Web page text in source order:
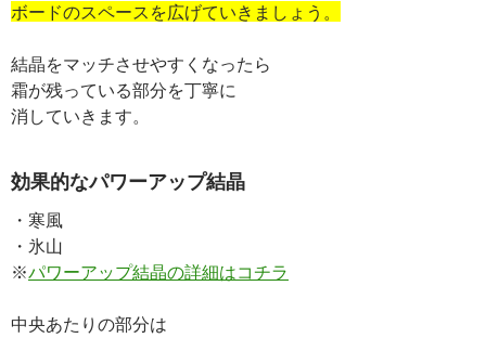
ボードのスペースを広げていきましょう。
結晶をマッチさせやすくなったら
霜が残っている部分を丁寧に
消していきます。
効果的なパワーアップ結晶
・寒風
・氷山
※パワーアップ結晶の詳細はコチラ
中央あたりの部分は